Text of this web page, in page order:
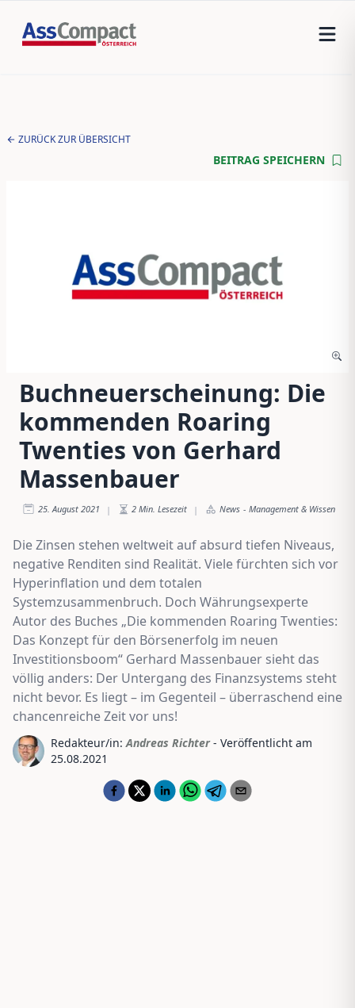
ZURÜCK ZUR ÜBERSICHT
BEITRAG SPEICHERN
Buchneuerscheinung: Die
kommenden Roaring
Twenties von Gerhard
Massenbauer
25. August 2021 | 2 Min. Lesezeit | News - Management & Wissen
Die Zinsen stehen weltweit auf absurd tiefen Niveaus,
negative Renditen sind Realität. Viele fürchten sich vor
Hyperinflation und dem totalen
Systemzusammenbruch. Doch Währungsexperte
Autor des Buches „Die kommenden Roaring Twenties:
Das Konzept für den Börsenerfolg im neuen
Investitionsboom“ Gerhard Massenbauer sieht das
völlig anders: Der Untergang des Finanzsystems steht
nicht bevor. Es liegt – im Gegenteil – überraschend eine
chancenreiche Zeit vor uns!
Redakteur/in: Andreas Richter - Veröffentlicht am
25.08.2021